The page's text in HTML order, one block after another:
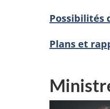
Possibilités
Plans et